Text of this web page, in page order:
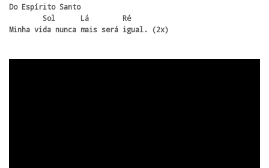
Do Espírito Santo
Minha vida nunca mais será igual. (2x)